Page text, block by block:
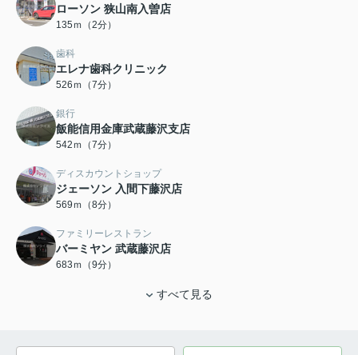
ローソン 狭山南入曽店
135ｍ（2分）
歯科
エレナ歯科クリニック
526ｍ（7分）
銀行
飯能信用金庫武蔵藤沢支店
542ｍ（7分）
ディスカウントショップ
ジェーソン 入間下藤沢店
569ｍ（8分）
ファミリーレストラン
バーミヤン 武蔵藤沢店
683ｍ（9分）
すべて見る